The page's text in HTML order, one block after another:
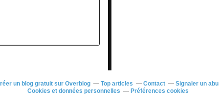
un blog gratuit sur Overblog Top articles Contact Signaler un
Cookies et données personnelles
Préférences cookies